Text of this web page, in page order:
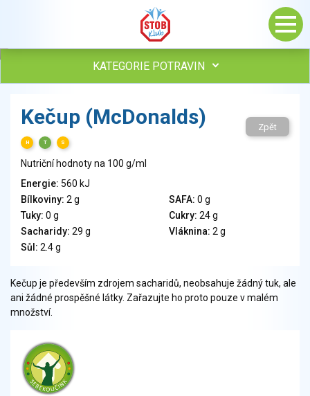
KATEGORIE POTRAVIN
Vejce
Mléko
Veganské a vegetariánské výrobky
Tuky
Obiloviny, mouka, cereální výrobky
Chléb, pečivo, křehké chleby, pufované výrobky
Ovoce
Ořechy, semena
Zelenina
Sladkosti, slané výrobky
Zmrzliny
Ochucovadla, přísady, sladidla
Kečup (McDonalds)
H T S
Zpět
Nutriční hodnoty na 100 g/ml
Energie: 560 kJ
Bílkoviny: 2 g SAFA: 0 g
Tuky: 0 g Cukry: 24 g
Sacharidy: 29 g Vláknina: 2 g
Sůl: 2.4 g
Kečup je především zdrojem sacharidů, neobsahuje žádný tuk, ale
ani žádné prospěšné látky. Zařazujte ho proto pouze v malém
množství.